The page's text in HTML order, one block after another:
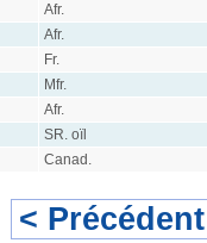
Afr.
Afr.
Fr.
Mfr.
Afr.
SR. oïl
Canad.
< Précédent